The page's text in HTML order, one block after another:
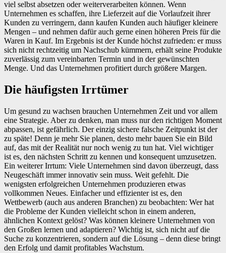
viel selbst absetzen oder weiterverarbeiten können. Wenn
Unternehmen es schaffen, ihre Lieferzeit auf die Vorlaufzeit ihrer
Kunden zu verringern, dann kaufen Kunden auch häufiger kleinere
Mengen – und nehmen dafür auch gerne einen höheren Preis für die
Waren in Kauf. Im Ergebnis ist der Kunde höchst zufrieden: er muss
sich nicht rechtzeitig um Nachschub kümmern, erhält seine Produkte
zuverlässig zum vereinbarten Termin und in der gewünschten
Menge. Und das Unternehmen profitiert durch größere Margen.
Die häufigsten Irrtümer
Um gesund zu wachsen brauchen Unternehmen Zeit und vor allem
eine Strategie. Aber zu denken, man muss nur den richtigen Moment
abpassen, ist gefährlich. Der einzig sichere falsche Zeitpunkt ist der
zu späte! Denn je mehr Sie planen, desto mehr bauen Sie ein Bild
auf, das mit der Realität nur noch wenig zu tun hat. Viel wichtiger
ist es, den nächsten Schritt zu kennen und konsequent umzusetzen.
Ein weiterer Irrtum: Viele Unternehmen sind davon überzeugt, dass
Neugeschäft immer innovativ sein muss. Weit gefehlt. Die
wenigsten erfolgreichen Unternehmen produzieren etwas
vollkommen Neues. Einfacher und effizienter ist es, den
Wettbewerb (auch aus anderen Branchen) zu beobachten: Wer hat
die Probleme der Kunden vielleicht schon in einem anderen,
ähnlichen Kontext gelöst? Was können kleinere Unternehmen von
den Großen lernen und adaptieren? Wichtig ist, sich nicht auf die
Suche zu konzentrieren, sondern auf die Lösung – denn diese bringt
den Erfolg und damit profitables Wachstum.